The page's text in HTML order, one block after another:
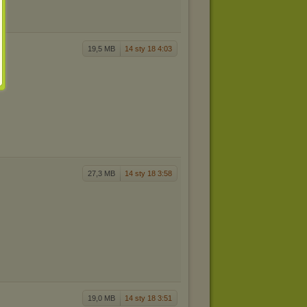
19,5 MB 14 sty 18 4:03
27,3 MB 14 sty 18 3:58
19,0 MB 14 sty 18 3:51